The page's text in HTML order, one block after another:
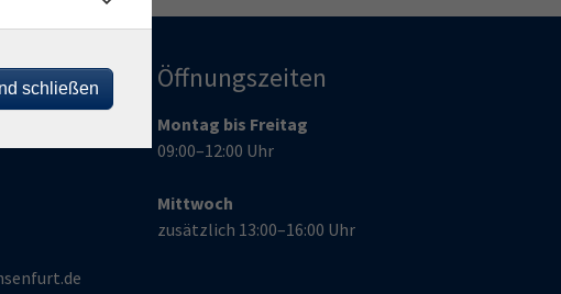
Öffnungszeiten
Montag bis Freitag
09:00–12:00 Uhr
Mittwoch
zusätzlich 13:00–16:00 Uhr
schließen